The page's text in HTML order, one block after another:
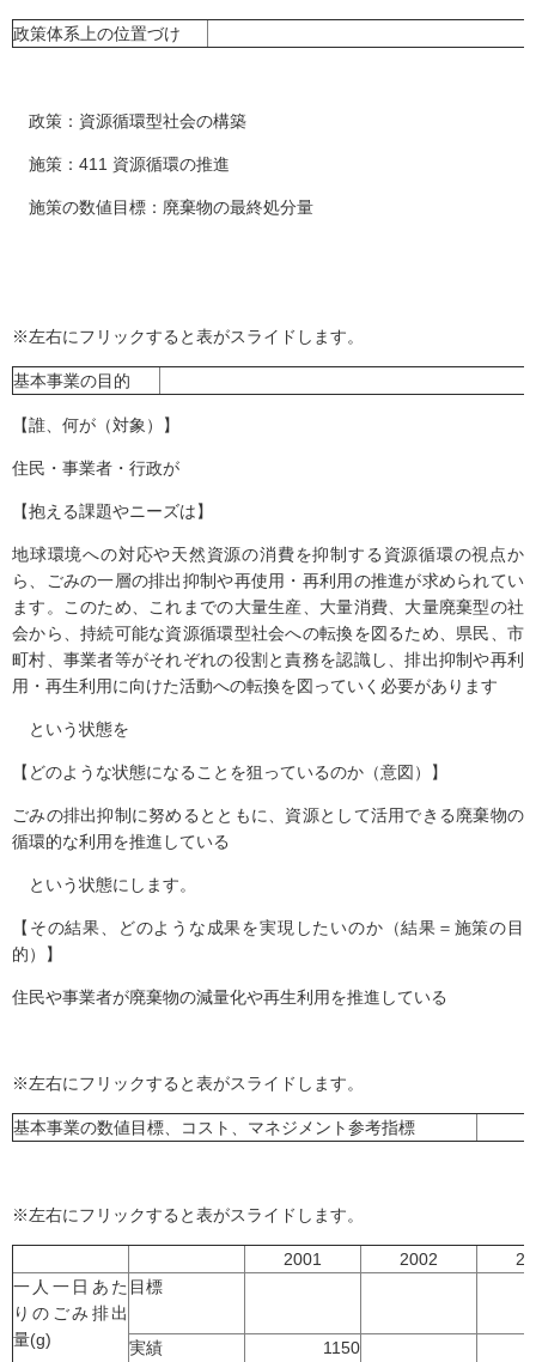
政策体系上の位置づけ
政策：資源循環型社会の構築
施策：411 資源循環の推進
施策の数値目標：廃棄物の最終処分量
※左右にフリックすると表がスライドします。
基本事業の目的
【誰、何が（対象）】
住民・事業者・行政が
【抱える課題やニーズは】
地球環境への対応や天然資源の消費を抑制する資源循環の視点か
ら、ごみの一層の排出抑制や再使用・再利用の推進が求められてい
ます。このため、これまでの大量生産、大量消費、大量廃棄型の社
会から、持続可能な資源循環型社会への転換を図るため、県民、市
町村、事業者等がそれぞれの役割と責務を認識し、排出抑制や再利
用・再生利用に向けた活動への転換を図っていく必要があります
という状態を
【どのような状態になることを狙っているのか（意図）】
ごみの排出抑制に努めるとともに、資源として活用できる廃棄物の
循環的な利用を推進している
という状態にします。
【その結果、どのような成果を実現したいのか（結果＝施策の目
的）】
住民や事業者が廃棄物の減量化や再生利用を推進している
※左右にフリックすると表がスライドします。
基本事業の数値目標、コスト、マネジメント参考指標
※左右にフリックすると表がスライドします。
2001 2002
一人一日あた
りのごみ排出
量(g)
目標
実績 1150